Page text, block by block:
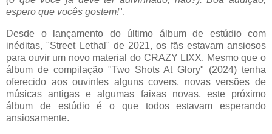
espero que vocês gostem!".
Desde o lançamento do último álbum de estúdio com
inéditas, "Street Lethal" de 2021, os fãs estavam ansiosos
para ouvir um novo material do CRAZY LIXX. Mesmo que o
álbum de compilação "Two Shots At Glory" (2024) tenha
oferecido aos ouvintes alguns covers, novas versões de
músicas antigas e algumas faixas novas, este próximo
álbum de estúdio é o que todos estavam esperando
ansiosamente.